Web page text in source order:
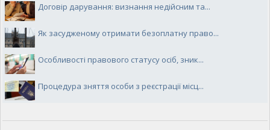
Договір дарування: визнання недійсним та...
Як засудженому отримати безоплатну право...
Особливості правового статусу осіб, зник...
Процедура зняття особи з реєстрації місц...